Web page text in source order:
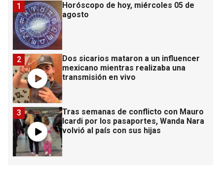
Horóscopo de hoy, miércoles 05 de
agosto
1
Dos sicarios mataron a un influencer
mexicano mientras realizaba una
transmisión en vivo
2
Tras semanas de conflicto con Mauro
Icardi por los pasaportes, Wanda Nara
volvió al país con sus hijas
3